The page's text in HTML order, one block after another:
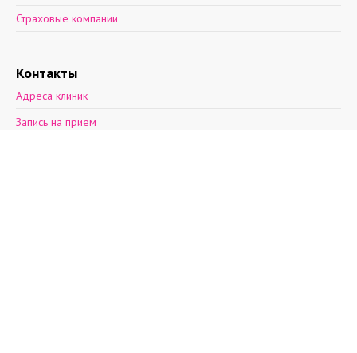
Страховые компании
Контакты
Адреса клиник
Запись на прием